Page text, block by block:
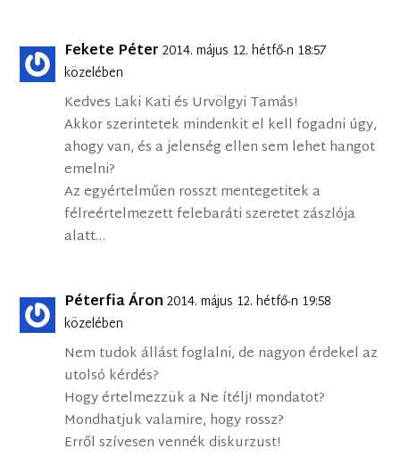
Fekete Péter 2014. május 12. hétfő-n 18:57
közelében
Kedves Laki Kati és Urvölgyi Tamás!
Akkor szerintetek mindenkit el kell fogadni úgy,
ahogy van, és a jelenség ellen sem lehet hangot
emelni?
Az egyértelműen rosszt mentegetitek a
félreértelmezett felebaráti szeretet zászlója
alatt…
Péterfia Áron 2014. május 12. hétfő-n 19:58
közelében
Nem tudok állást foglalni, de nagyon érdekel az
utolsó kérdés?
Hogy értelmezzük a Ne ítélj! mondatot?
Mondhatjuk valamire, hogy rossz?
Erről szívesen vennék diskurzust!